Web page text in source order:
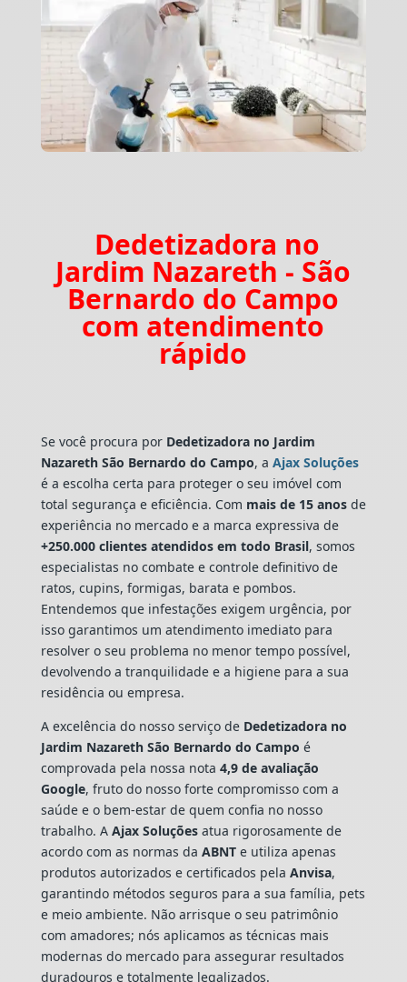
Dedetizadora no
Jardim Nazareth - São
Bernardo do Campo
com atendimento
rápido
Se você procura por Dedetizadora no Jardim
Nazareth São Bernardo do Campo, a Ajax Soluções
é a escolha certa para proteger o seu imóvel com
total segurança e eficiência. Com mais de 15 anosde
experiência no mercado e a marca expressiva de
+250.000 clientes atendidos em todo Brasil, somos
especialistas no combate e controle definitivo de
ratos, cupins, formigas, barata e pombos.
Entendemos que infestações exigem urgência, por
isso garantimos um atendimento imediato para
resolver o seu problema no menor tempo possível,
devolvendo a tranquilidade e a higiene para a sua
residência ou empresa.
A excelência do nosso serviço de Dedetizadora no
Jardim Nazareth São Bernardo do Campo é
comprovada pela nossa nota 4,9 de avaliação
Google, fruto do nosso forte compromisso com a
saúde e o bem-estar de quem confia no nosso
trabalho. A Ajax Soluçõesatua rigorosamente de
acordo com as normas da ABNTe utiliza apenas
produtos autorizados e certificados pela Anvisa,
garantindo métodos seguros para a sua família, pets
e meio ambiente. Não arrisque o seu patrimônio
com amadores; nós aplicamos as técnicas mais
modernas do mercado para assegurar resultados
duradouros e totalmente legalizados.